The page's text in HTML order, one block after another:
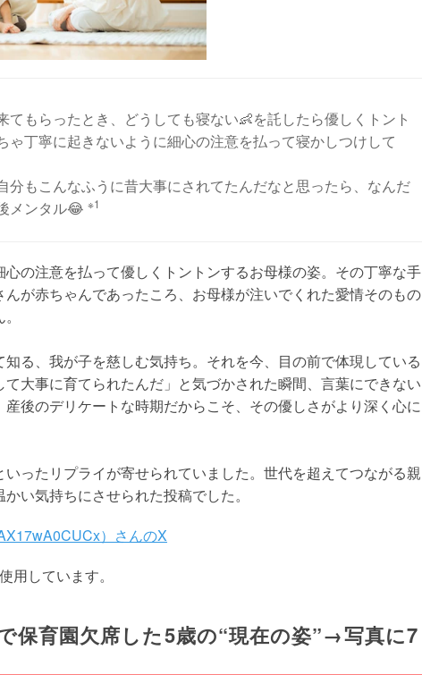
てもらったとき、どうしても寝ない👶を託したら優しくトント
ゃ丁寧に起きないように細心の注意を払って寝かしつけして
分もこんなふうに昔大事にされてたんだなと思ったら、なんだ
メンタル😂 ※1
の注意を払って優しくトントンするお母様の姿。その丁寧な手
が赤ちゃんであったころ、お母様が注いでくれた愛情そのもの
る、我が子を慈しむ気持ち。それを今、目の前で体現している
大事に育てられたんだ」と気づかされた瞬間、言葉にできない
後のデリケートな時期だからこそ、その優しさがより深く心に
いったリプライが寄せられていました。世代を超えてつながる親
い気持ちにさせられた投稿でした。
）さんのX
用しています。
保育園欠席した5歳の“現在の姿”→写真に7